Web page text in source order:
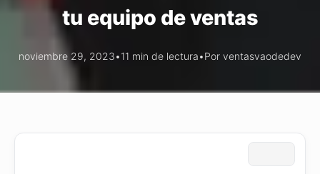
tu equipo de ventas
noviembre 29, 2023•11 min de lectura•Por ventasvaodedev